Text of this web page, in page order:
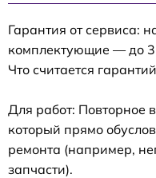
Гарантия от сервиса:
комплектующие — до 3
Что считается
Для работ: Повторное
который прямо
ремонта (например,
запчасти).